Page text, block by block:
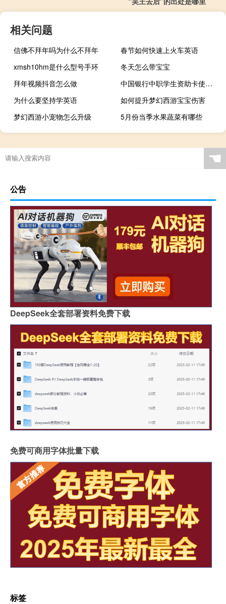
相关问题
信佛不拜年吗为什么不拜年
春节如何快速上火车英语
xmsh10hm是什么型号手环
冬天怎么带宝宝
拜年视频抖音怎么做
中国银行中职学生资助卡使用说明
为什么要坚持学英语
如何提升梦幻西游宝宝伤害
梦幻西游小宠物怎么升级
5月份当季水果蔬菜有哪些
☚
公告
DeepSeek全套部署资料免费下载
免费可商用字体批量下载
标签